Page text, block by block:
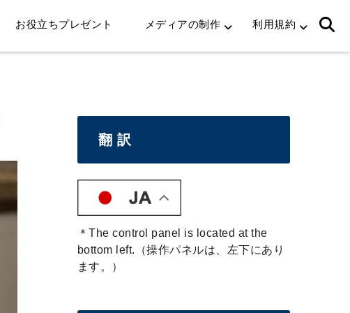
お役立ちプレゼント メディアの制作 利用規約
翻 訳
＊The control panel is located at the
bottom left.（操作パネルは、左下にあり
ます。）